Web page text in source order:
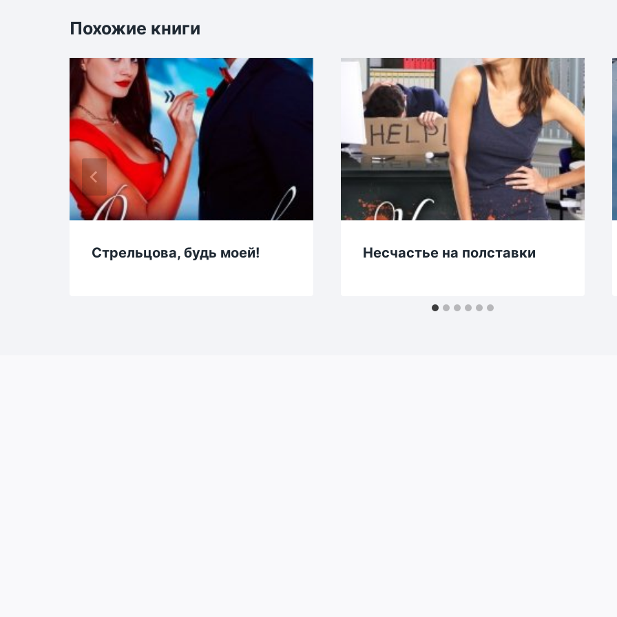
Похожие книги
Стрельцова, будь моей! Несчастье на полставки